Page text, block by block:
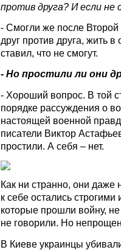
против друга? И если
- Смогли же после
друг против друга, жить
ставил, что не смогут.
- Но простили ли они
- Хороший вопрос. В той
порядке рассуждения о
настоящей военной
писатели Виктор
простили. А себя – нет.
Как ни странно, они даже
к себе остались
которые прошли войну,
не говорили. Но
В Киеве украинцы